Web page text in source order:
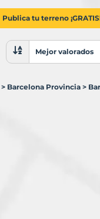
Publica tu terreno
Ordenar resultados
Mejor valorados
> Barcelona Provincia >